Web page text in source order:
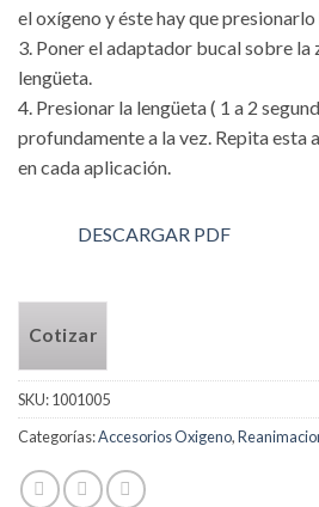
el oxígeno y éste hay que
3. Poner el adaptador bucal sobre la
lengüeta.
4. Presionar la lengüeta ( 1 a 2
profundamente a la vez. Repita esta
en cada aplicación.
DESCARGAR PDF
Cotizar
SKU:1001005
Categorías:Accesorios Oxigeno,